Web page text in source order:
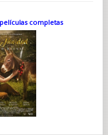
completas